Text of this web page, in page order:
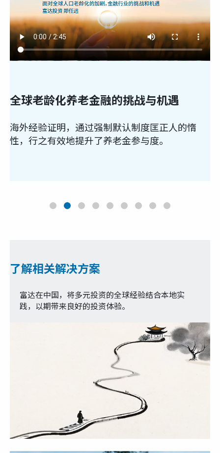
球老龄化养老金融的挑战与机遇
外经验证明，通过强制默认制度匡正人的惰
，行之有效地提升了养老金参与度。
了解相关解决方案
富达在中国，将多元投资的全球经验结合本地实
践，以期带来良好的投资体验。